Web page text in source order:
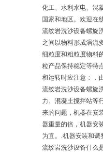
化工、水利水电、混
国家和地区。欢迎在
流纹岩洗沙设备螺旋
之间以物料形成涡流
细粒度和粗粒度物料
粒产品保持稳定等特
和运转时应注意：．
流纹岩洗沙设备螺旋
力、混凝土搅拌站等
来的问题，机器在安
器重量的倍，机器安
为宜。.机器安装和调
流纹岩洗沙设备什么